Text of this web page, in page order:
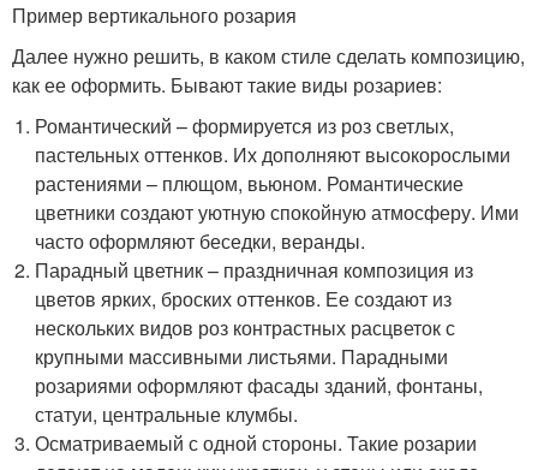
Пример вертикального розария
Далее нужно решить, в каком стиле сделать композицию,
как ее оформить. Бывают такие виды розариев:
Романтический – формируется из роз светлых,
пастельных оттенков. Их дополняют высокорослыми
растениями – плющом, вьюном. Романтические
цветники создают уютную спокойную атмосферу. Ими
часто оформляют беседки, веранды.
Парадный цветник – праздничная композиция из
цветов ярких, броских оттенков. Ее создают из
нескольких видов роз контрастных расцветок с
крупными массивными листьями. Парадными
розариями оформляют фасады зданий, фонтаны,
статуи, центральные клумбы.
Осматриваемый с одной стороны. Такие розарии